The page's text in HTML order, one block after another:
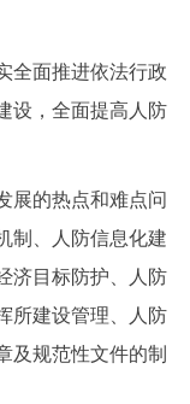
面推进依法行政
设，全面提高人防
的热点和难点问
制、人防信息化建
济目标防护、人防
所建设管理、人防
及规范性文件的制